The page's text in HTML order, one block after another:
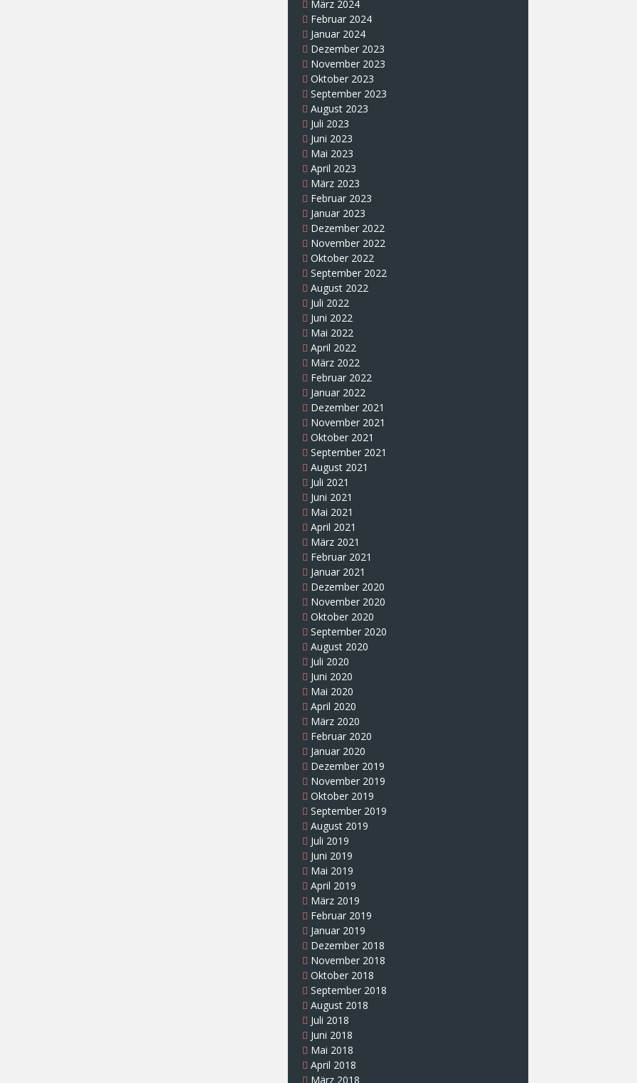
März 2024
Februar 2024
Januar 2024
Dezember 2023
November 2023
Oktober 2023
September 2023
August 2023
Juli 2023
Juni 2023
Mai 2023
April 2023
März 2023
Februar 2023
Januar 2023
Dezember 2022
November 2022
Oktober 2022
September 2022
August 2022
Juli 2022
Juni 2022
Mai 2022
April 2022
März 2022
Februar 2022
Januar 2022
Dezember 2021
November 2021
Oktober 2021
September 2021
August 2021
Juli 2021
Juni 2021
Mai 2021
April 2021
März 2021
Februar 2021
Januar 2021
Dezember 2020
November 2020
Oktober 2020
September 2020
August 2020
Juli 2020
Juni 2020
Mai 2020
April 2020
März 2020
Februar 2020
Januar 2020
Dezember 2019
November 2019
Oktober 2019
September 2019
August 2019
Juli 2019
Juni 2019
Mai 2019
April 2019
März 2019
Februar 2019
Januar 2019
Dezember 2018
November 2018
Oktober 2018
September 2018
August 2018
Juli 2018
Juni 2018
Mai 2018
April 2018
März 2018